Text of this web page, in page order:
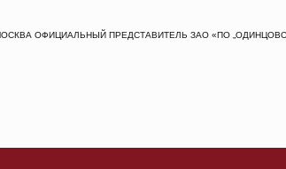
ОФИЦИАЛЬНЫЙ ПРЕДСТАВИТЕЛЬ ЗАО «ПО